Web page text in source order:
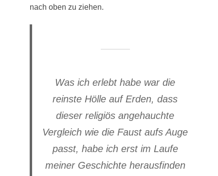
nach oben zu ziehen.
Was ich erlebt habe war die
reinste Hölle auf Erden, dass
dieser religiös angehauchte
Vergleich wie die Faust aufs Auge
passt, habe ich erst im Laufe
meiner Geschichte herausfinden